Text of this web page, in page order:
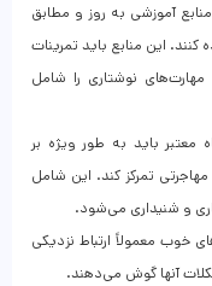
منابع آموزشی به‌ روز و مطابق
کنند. این منابع باید تمرینات
نوشتاری را شامل
معتبر باید به طور ویژه بر
تمرکز کند. این شامل
و شنیداری می‌شود.
خوب معمولاً ارتباط نزدیکی
آنها گوش می‌دهند.